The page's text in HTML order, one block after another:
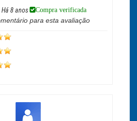
Há 8 anos Compra verificada
para esta avaliação